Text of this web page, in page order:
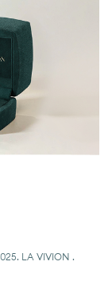
LA VIVION .